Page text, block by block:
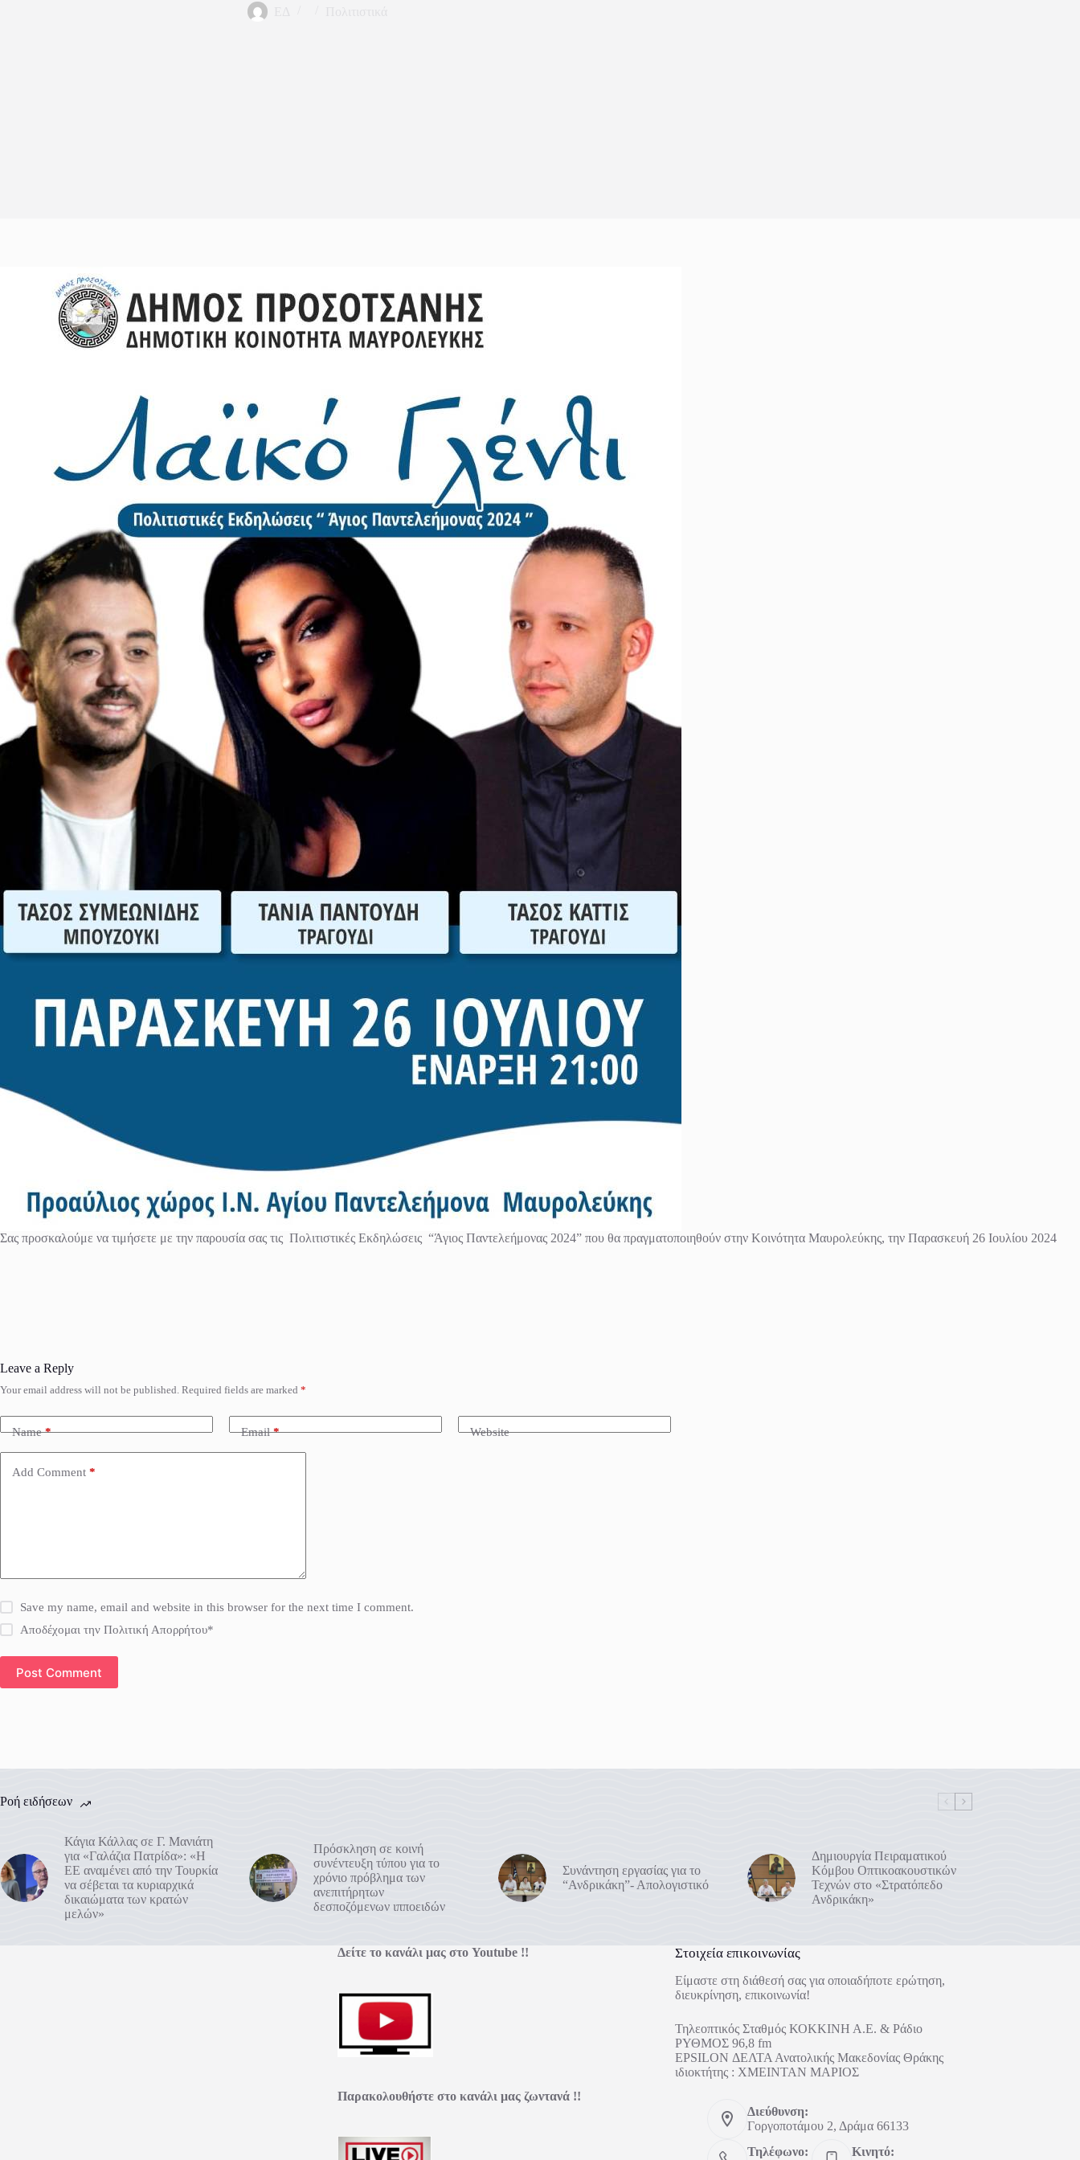
Σας προσκαλούμε να τιμήσετε με την παρουσία σας τις Πολιτιστικές Εκδηλώσεις “Άγιος Παντελεήμονας 2024” που θα πραγματοποιηθούν στην Κοινότητα Μαυρολεύκης, την Παρασκευή 26 Ιουλίου 2024
Leave a Reply
Your email address will not be published. Required fields are marked *
Name* Email* Website
Add Comment *
Save my name, email and website in this browser for the next time I comment.
Αποδέχομαι την Πολιτική Απορρήτου*
Post Comment
Ροή ειδήσεων
Κάγια Κάλλας σε Γ. Μανιάτη
για «Γαλάζια Πατρίδα»: «Η
ΕΕ αναμένει από την Τουρκία
να σέβεται τα κυριαρχικά
δικαιώματα των κρατών
μελών»
Πρόσκληση σε κοινή
συνέντευξη τύπου για το
χρόνιο πρόβλημα των
ανεπιτήρητων
δεσποζόμενων ιπποειδών
Συνάντηση εργασίας για το
“Ανδρικάκη”- Απολογιστικό
Δημιουργία Πειραματικού
Κόμβου Οπτικοακουστικών
Τεχνών στο «Στρατόπεδο
Ανδρικάκη»
Δείτε το κανάλι μας στο Youtube !!
Παρακολουθήστε στο κανάλι μας ζωντανά !!
Στοιχεία επικοινωνίας
Είμαστε στη διάθεσή σας για οποιαδήποτε ερώτηση,
διευκρίνηση, επικοινωνία!
Τηλεοπτικός Σταθμός ΚΟΚΚΙΝΗ Α.Ε. & Ράδιο
ΡΥΘΜΟΣ 96,8 fm
EPSILON ΔΕΛΤΑ Ανατολικής Μακεδονίας Θράκης
ιδιοκτήτης : ΧΜΕΙΝΤΑΝ ΜΑΡΙΟΣ
Διεύθυνση:
Γοργοποτάμου 2, Δράμα 66133
Τηλέφωνο:
Κινητό: